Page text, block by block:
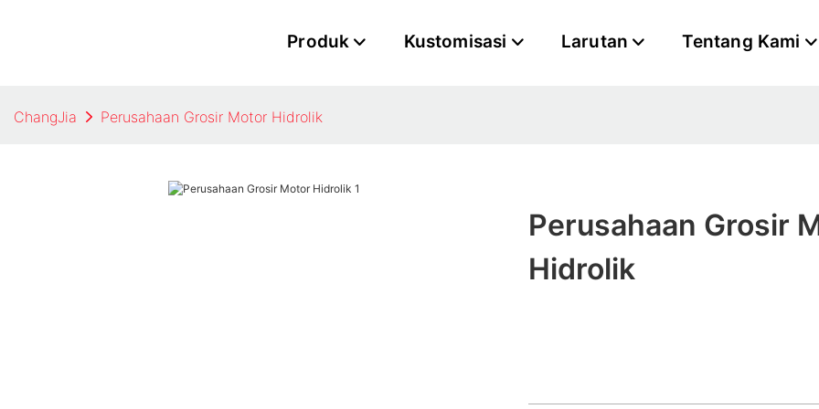
Produk Kustomisasi Larutan Tentang Kami
ChangJia Perusahaan Grosir Motor Hidrolik
Perusahaan Grosir
Hidrolik